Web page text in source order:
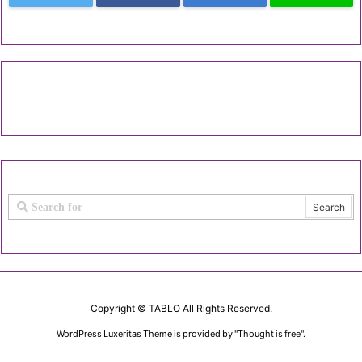
Copyright © TABLOAll Rights Reserved.
WordPress Luxeritas Theme is provided by "Thought is free".